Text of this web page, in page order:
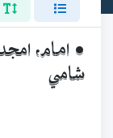
• امام،
شامي